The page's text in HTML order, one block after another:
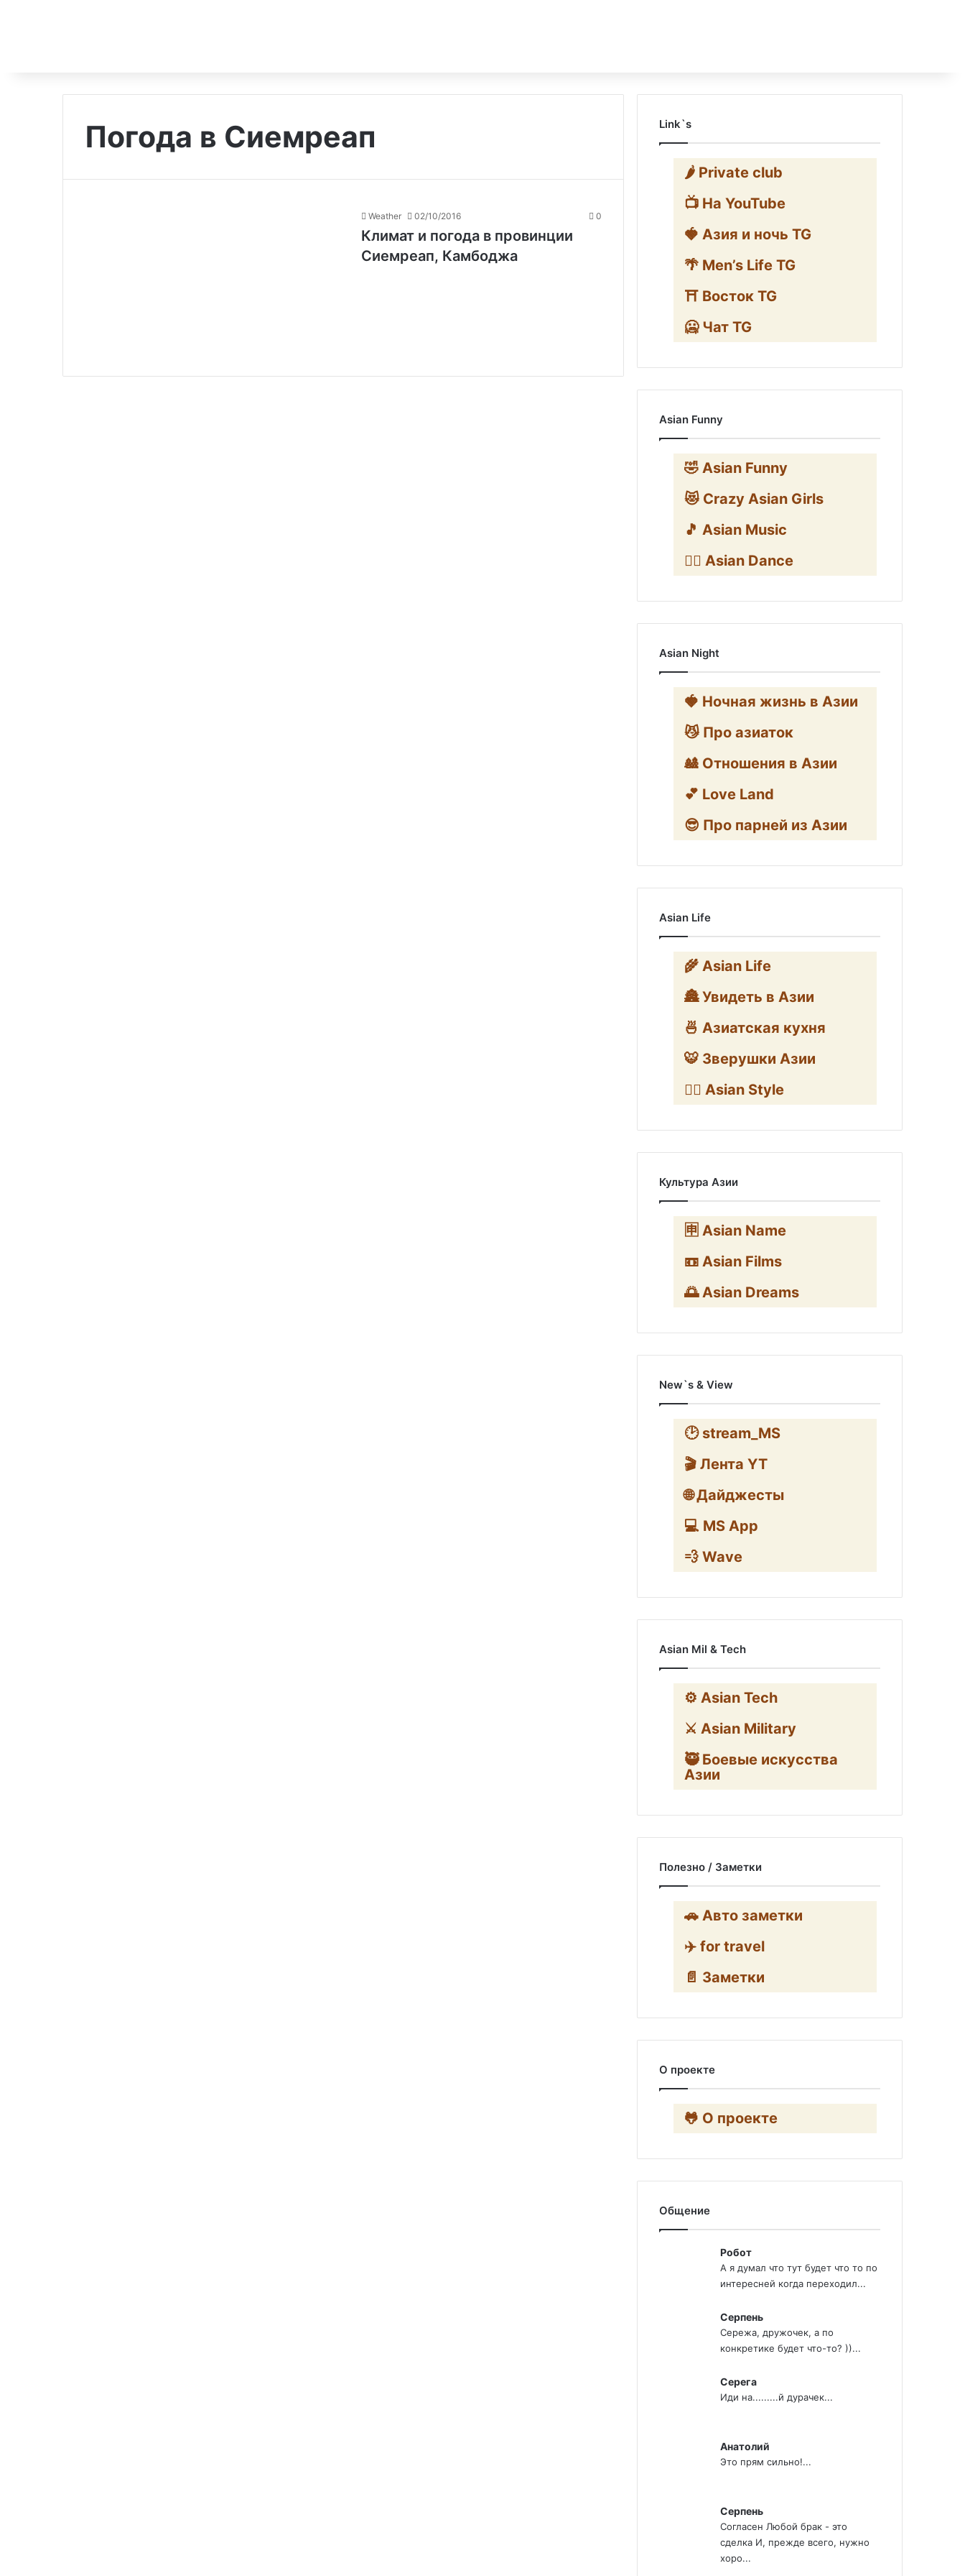
Погода в Сиемреап
Weather 02/10/2016 0
Климат и погода в провинции
Сиемреап, Камбоджа
Link`s
🌶️ Private club
📺 На YouTube
🍓 Азия и ночь TG
🌴 Men’s Life TG
⛩️ Восток TG
🥶 Чат TG
Asian Funny
🤣 Asian Funny
😻 Crazy Asian Girls
🎵 Asian Music
👯‍♀️ Asian Dance
Asian Night
🍓 Ночная жизнь в Азии
😼 Про азиаток
🎎 Отношения в Азии
💕 Love Land
😎 Про парней из Азии
Asian Life
🌾 Asian Life
🏯 Увидеть в Азии
🍜 Азиатская кухня
🐯 Зверушки Азии
🧛‍♂️ Asian Style
Культура Азии
🈸 Asian Name
📼 Asian Films
🌅 Asian Dreams
New`s & View
🕑 stream_MS
🎬 Лента YT
🌐 Дайджесты
💻 MS App
💨 Wave
Asian Mil & Tech
⚙️ Asian Tech
⚔️ Asian Military
🥷 Боевые искусства
Азии
Полезно / Заметки
🚗 Авто заметки
✈️ for travel
📄 Заметки
О проекте
🐸 О проекте
Общение
Робот
А я думал что тут будет что то по
интересней когда переходил...
Серпень
Сережа, дружочек, а по
конкретике будет что-то? ))...
Серега
Иди на.........й дурачек...
Анатолий
Это прям сильно!...
Серпень
Согласен Любой брак - это
сделка И, прежде всего, нужно
хоро...